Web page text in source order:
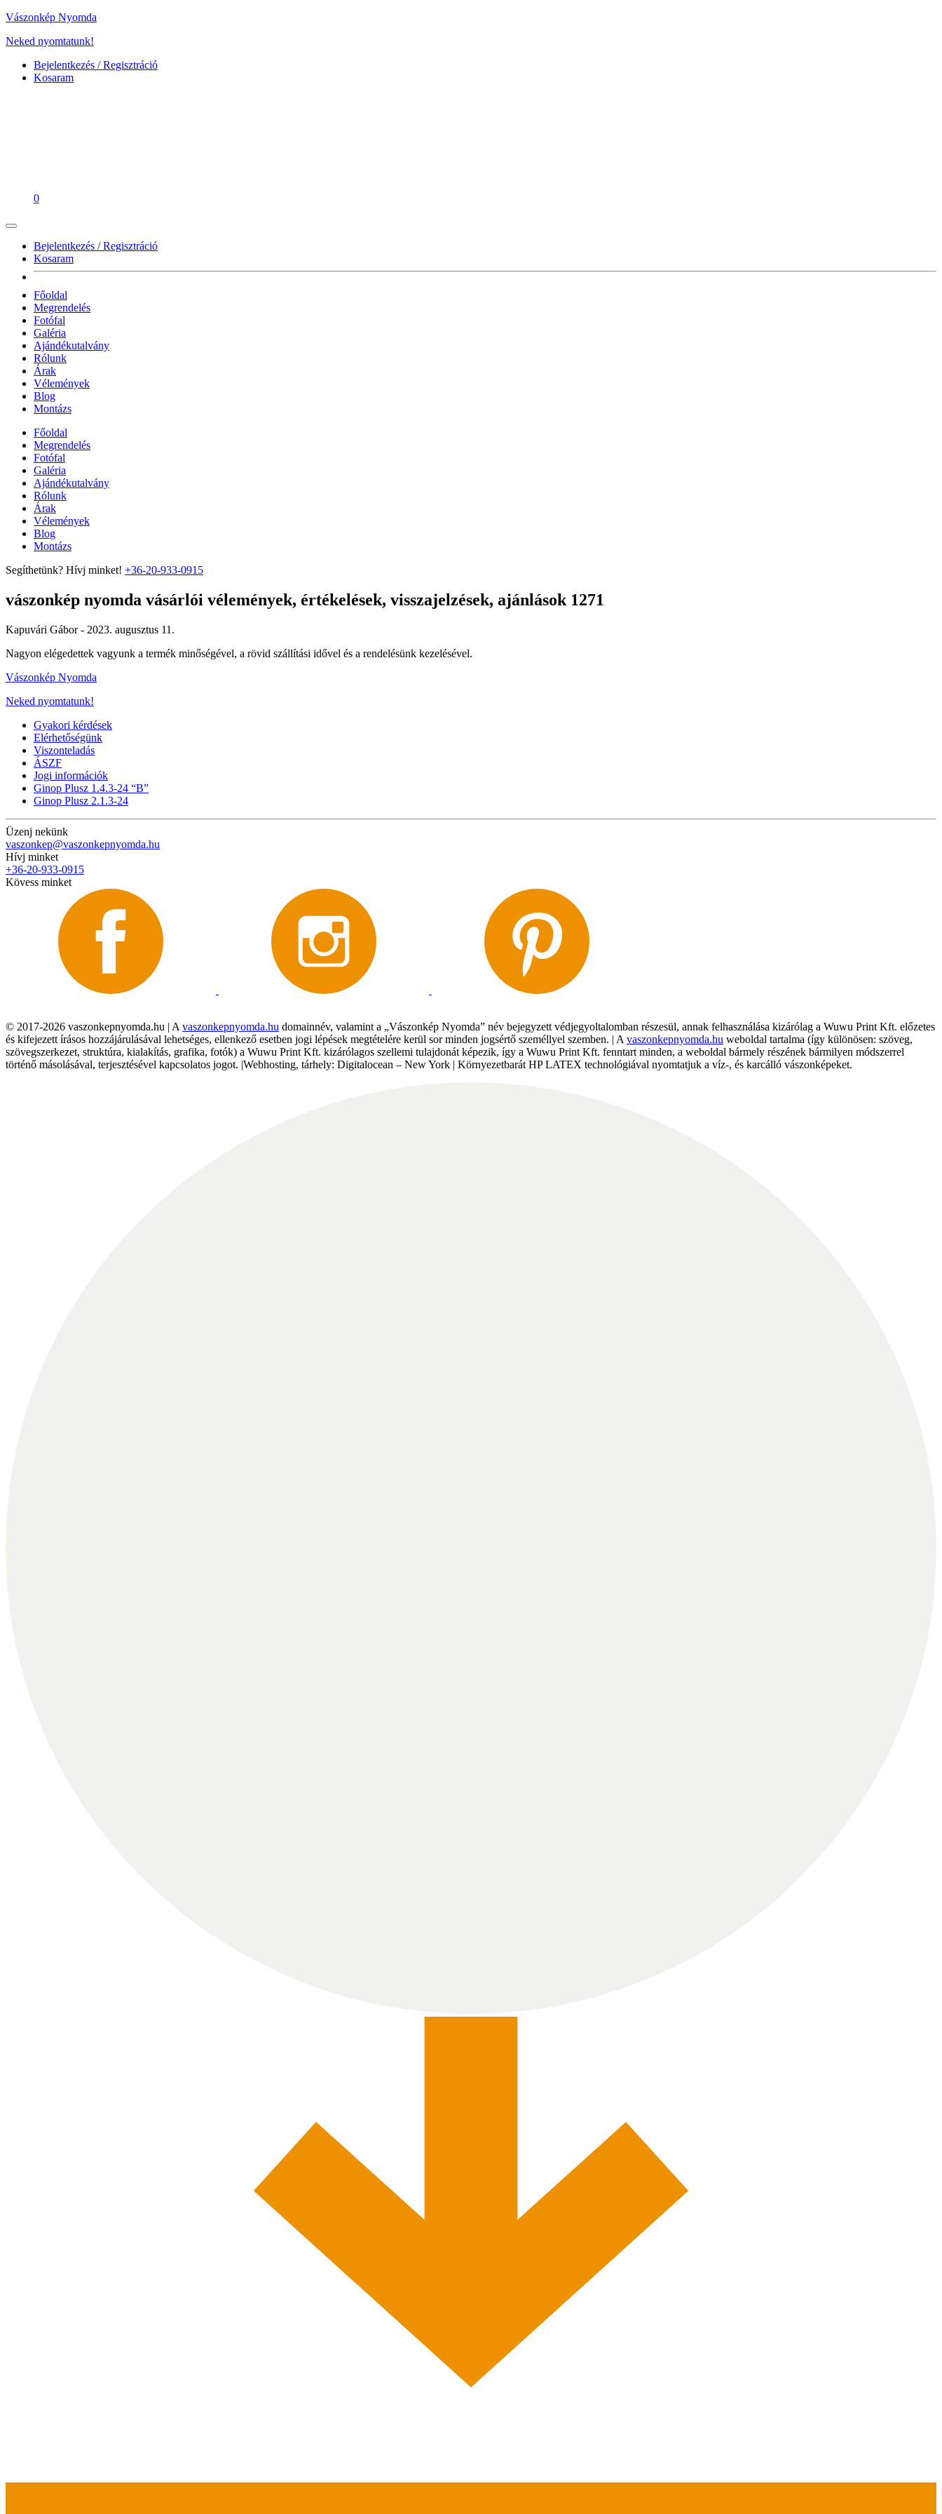
Vászonkép Nyomda
Neked nyomtatunk!
Bejelentkezés / Regisztráció
Kosaram
0
Bejelentkezés / Regisztráció
Kosaram
Főoldal
Megrendelés
Fotófal
Galéria
Ajándékutalvány
Rólunk
Árak
Vélemények
Blog
Montázs
Főoldal
Megrendelés
Fotófal
Galéria
Ajándékutalvány
Rólunk
Árak
Vélemények
Blog
Montázs
Segíthetünk? Hívj minket! +36-20-933-0915
vászonkép nyomda vásárlói vélemények, értékelések, visszajelzések, ajánlások 1271
Kapuvári Gábor - 2023. augusztus 11.
Nagyon elégedettek vagyunk a termék minőségével, a rövid szállítási idővel és a rendelésünk kezelésével.
Vászonkép Nyomda
Neked nyomtatunk!
Gyakori kérdések
Elérhetőségünk
Viszonteladás
ÁSZF
Jogi információk
Ginop Plusz 1.4.3-24 “B”
Ginop Plusz 2.1.3-24
Üzenj nekünk
vaszonkep@vaszonkepnyomda.hu
Hívj minket
+36-20-933-0915
Kövess minket
© 2017-2026 vaszonkepnyomda.hu | A vaszonkepnyomda.hu domainnév, valamint a „Vászonkép Nyomda” név bejegyzett védjegyoltalomban részesül, annak felhasználása kizárólag a Wuwu Print Kft. előzetes
és kifejezett írásos hozzájárulásával lehetséges, ellenkező esetben jogi lépések megtételére kerül sor minden jogsértő személlyel szemben. | A vaszonkepnyomda.hu weboldal tartalma (így különösen: szöveg,
szövegszerkezet, struktúra, kialakítás, grafika, fotók) a Wuwu Print Kft. kizárólagos szellemi tulajdonát képezik, így a Wuwu Print Kft. fenntart minden, a weboldal bármely részének bármilyen módszerrel
történő másolásával, terjesztésével kapcsolatos jogot. |Webhosting, tárhely: Digitalocean – New York | Környezetbarát HP LATEX technológiával nyomtatjuk a víz-, és karcálló vászonképeket.